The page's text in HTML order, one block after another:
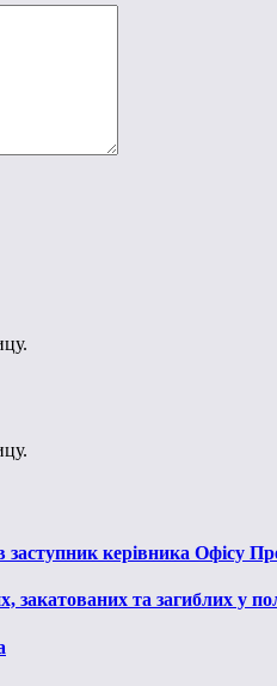
керівника Офісу
закатованих та загиблих у